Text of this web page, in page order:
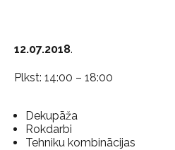
12.07.2018.
Plkst: 14:00 – 18:00
Dekupāža
Rokdarbi
Tehniku kombinācijas